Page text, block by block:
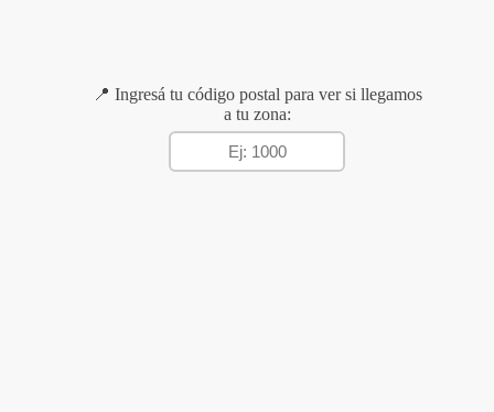
📍 Ingresá tu código postal para ver si llegamos
a tu zona: